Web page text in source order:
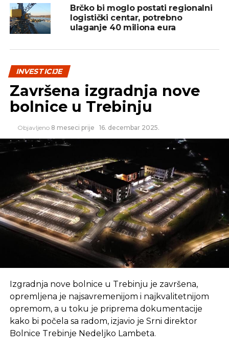
distrikt BiH smo uputili nadležnom resoru u
ovdašnjoj vladi. Dokument treba da prođe javnu
raspravu, tokom koje građani mogu da iznesu svoja
viđenja i sugestije. Uglavnom, imamo pomaka kada
tehnički dio – istakao je Dedeić za “Glas Srpske”.
Procedura javne rasprave traje oko mjesec dana.
– Nakon sumiranja i sugestija, dostavljeni plan biće
vraćen nama u Zavod na razmatranje, te od nas na
usvajanje u Skupštinu distrikta. Procjene govore
da bi to moglo doći na dnevni red polovinom
decembra – rekao je Dedeić i dodao da će, ako sve
bude po planovima, spremno dočekati “dolazak”
autoputa do teritorije distrikta.
kroz Brčko je važan za Srpsku da bi spojio autoput
od Rače i Bijeljine ka Banjaluci, ali značajna je i trasa
Rača – Bijeljina – Tuzla i dalje prema Zavidovićima,
Žepču i na kraju Sarajevu.
Brčko bi moglo postati regionalni
logistički centar, potrebno
ulaganje 40 miliona eura
INVESTICIJE
Završena izgradnja nove
bolnice u Trebinju
Objavljeno 8 meseci prije 16. decembar 2025.
Izgradnja nove bolnice u Trebinju je završena,
opremljena je najsavremenijom i najkvalitetnijom
opremom, a u toku je priprema dokumentacije
kako bi počela sa radom, izjavio je Srni direktor
Bolnice Trebinje Nedeljko Lambeta.